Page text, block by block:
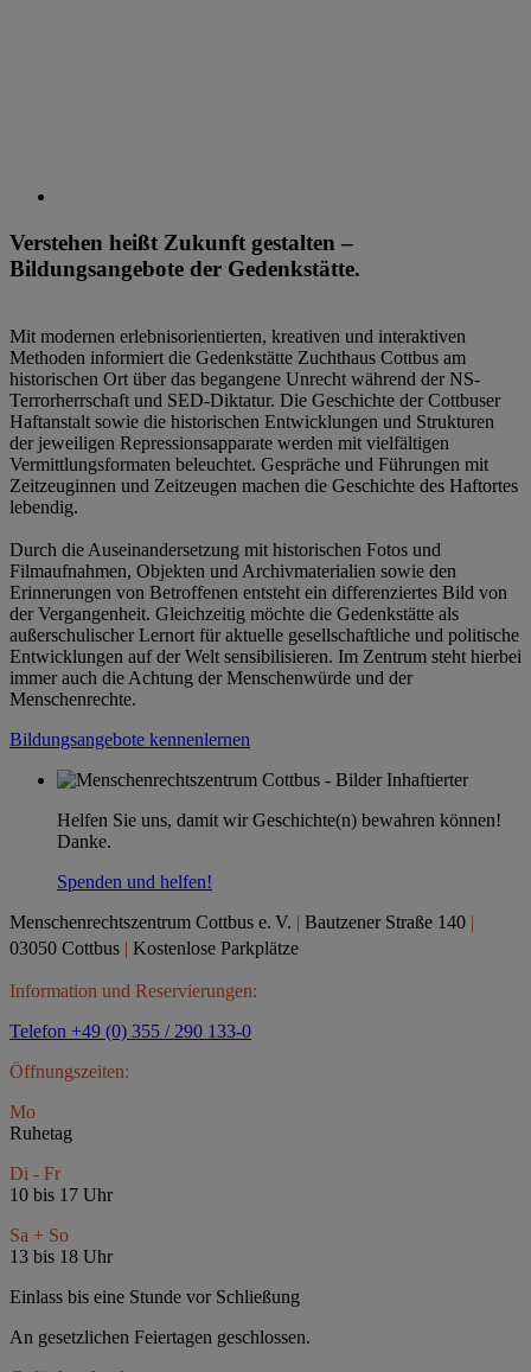
Verstehen heißt Zukunft gestalten –
Bildungsangebote der Gedenkstätte.
Mit modernen erlebnisorientierten, kreativen und interaktiven
Methoden informiert die Gedenkstätte Zuchthaus Cottbus am
historischen Ort über das begangene Unrecht während der NS-
Terrorherrschaft und SED-Diktatur. Die Geschichte der Cottbuser
Haftanstalt sowie die historischen Entwicklungen und Strukturen
der jeweiligen Repressionsapparate werden mit vielfältigen
Vermittlungsformaten beleuchtet. Gespräche und Führungen mit
Zeitzeuginnen und Zeitzeugen machen die Geschichte des Haftortes
lebendig.
Durch die Auseinandersetzung mit historischen Fotos und
Filmaufnahmen, Objekten und Archivmaterialien sowie den
Erinnerungen von Betroffenen entsteht ein differenziertes Bild von
der Vergangenheit. Gleichzeitig möchte die Gedenkstätte als
außerschulischer Lernort für aktuelle gesellschaftliche und politische
Entwicklungen auf der Welt sensibilisieren. Im Zentrum steht hierbei
immer auch die Achtung der Menschenwürde und der
Menschenrechte.
Bildungsangebote kennenlernen
Helfen Sie uns, damit wir Geschichte(n) bewahren können!
Danke.
Spenden und helfen!
Menschenrechtszentrum Cottbus e. V. | Bautzener Straße 140 |
03050 Cottbus | Kostenlose Parkplätze
Information und Reservierungen:
Telefon +49 (0) 355 / 290 133-0
Öffnungszeiten:
Mo
Ruhetag
Di - Fr
10 bis 17 Uhr
Sa + So
13 bis 18 Uhr
Einlass bis eine Stunde vor Schließung
An gesetzlichen Feiertagen geschlossen.